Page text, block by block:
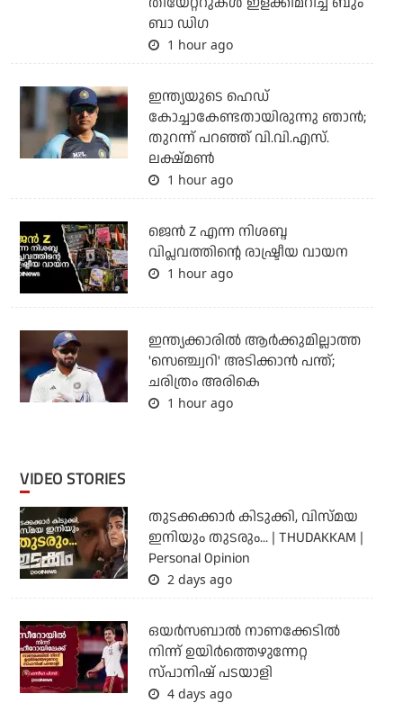
ബാ ഡിഗ
1 hour ago
ഇന്ത്യയുടെ ഹെഡ്
കോച്ചാകേണ്ടതായിരുന്നു ഞാന്‍;
തുറന്ന് പറഞ്ഞ് വി.വി.എസ്.
ലക്ഷ്മണ്‍
1 hour ago
ജെന്‍ Z എന്ന നിശബ്ദ
വിപ്ലവത്തിന്റെ രാഷ്ട്രീയ വായന
1 hour ago
ഇന്ത്യക്കാരില്‍ ആര്‍ക്കുമില്ലാത്ത
'സെഞ്ച്വറി' അടിക്കാന്‍ പന്ത്;
ചരിത്രം അരികെ
1 hour ago
VIDEO STORIES
തുടക്കക്കാര്‍ കിടുക്കി, വിസ്മയ
ഇനിയും തുടരും... | THUDAKKAM |
Personal Opinion
2 days ago
ഒയര്‍സബാൽ നാണക്കേടിൽ
നിന്ന് ഉയിർത്തെഴുന്നേറ്റ
സ്പാനിഷ് പടയാളി
4 days ago